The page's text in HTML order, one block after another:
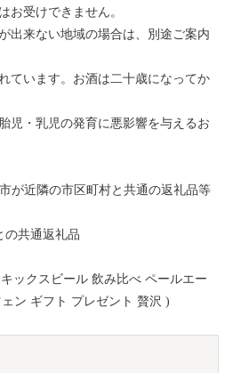
お受けできません。
出来ない地域の場合は、別途ご案内
ています。お酒は二十歳になってか
児・乳児の発育に悪影響を与えるお
が近隣の市区町村と共通の返礼品等
の共通返礼品
ックスビール 飲み比べ ペールエー
ン ギフト プレゼント 贅沢 )